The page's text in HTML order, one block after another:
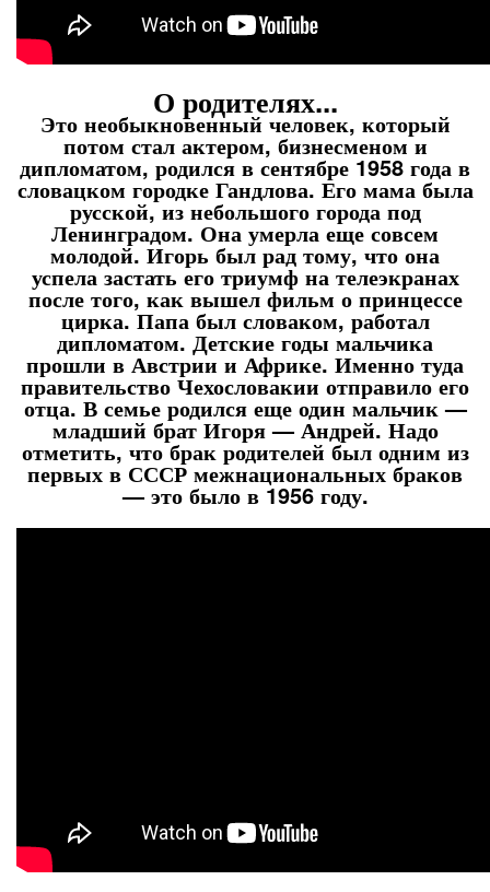
О родителях...
Это необыкновенный человек, который
потом стал актером, бизнесменом и
дипломатом, родился в сентябре 1958 года в
словацком городке Гандлова. Его мама была
русской, из небольшого города под
Ленинградом. Она умерла еще совсем
молодой. Игорь был рад тому, что она
успела застать его триумф на телеэкранах
после того, как вышел фильм о принцессе
цирка. Папа был словаком, работал
дипломатом. Детские годы мальчика
прошли в Австрии и Африке. Именно туда
правительство Чехословакии отправило его
отца. В семье родился еще один мальчик —
младший брат Игоря — Андрей. Надо
отметить, что брак родителей был одним из
первых в СССР межнациональных браков
— это было в 1956 году.